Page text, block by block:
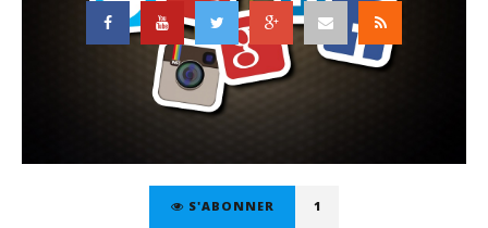
S'ABONNER 1